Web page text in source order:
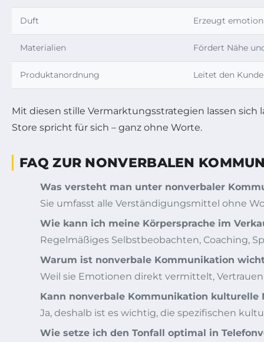
Duft Erzeugt
Materialien Fördert Nähe
Produktanordnung Leitet den
Mit diesen stille Vermarktungsstrategien lassen
Store spricht für sich – ganz ohne Worte.
FAQ ZUR NONVERBALEN
Was versteht man unter nonverbaler
Sie umfasst alle Verständigungsmittel ohne
Wie kann ich meine Körpersprache im
Regelmäßiges Selbstbeobachten, Coaching,
Warum ist nonverbale Kommunikation
Weil sie Emotionen direkt vermittelt,
Kann nonverbale Kommunikation kulturelle
Ja, deshalb ist es wichtig, die spezifischen
Wie setze ich den Tonfall optimal in